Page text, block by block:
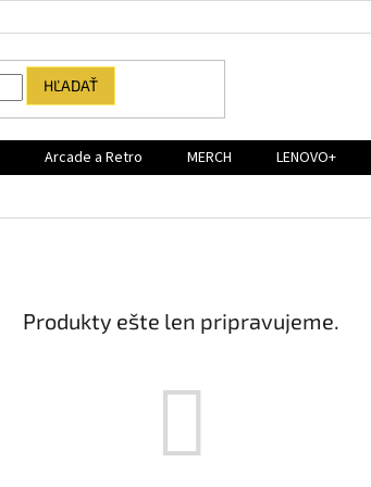
HĽADAŤ
Arcade a Retro MERCH LENOVO+
Produkty ešte len pripravujeme.